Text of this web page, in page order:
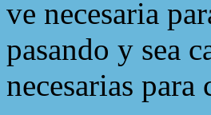
ve necesaria
pasando y sea
necesarias